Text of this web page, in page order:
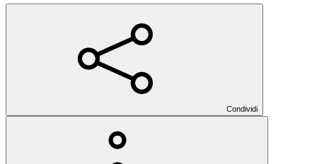
Condividi